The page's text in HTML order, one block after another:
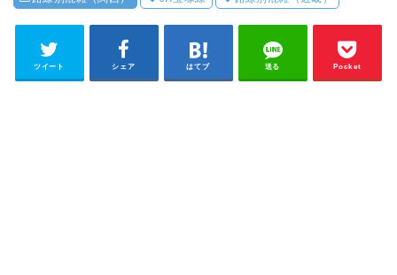
ツイート シェア はてブ 送る Pocket